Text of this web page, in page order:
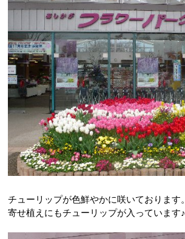
チューリップが色鮮やかに咲いております。
寄せ植えにもチューリップが入っています♪